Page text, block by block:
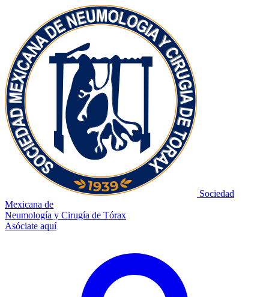
Sociedad
Mexicana de
Neumología y Cirugía de Tórax
Asóciate aquí